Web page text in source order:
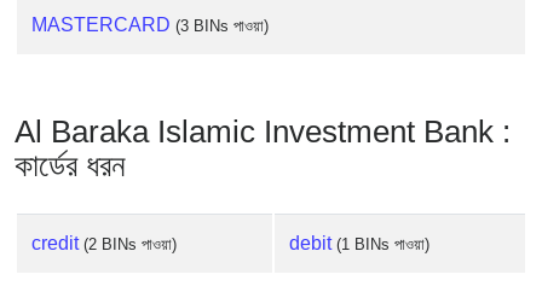
MASTERCARD (3 BINs পাওয়া)
Al Baraka Islamic Investment Bank :
কার্ডের ধরন
credit (2 BINs পাওয়া) debit (1 BINs পাওয়া)